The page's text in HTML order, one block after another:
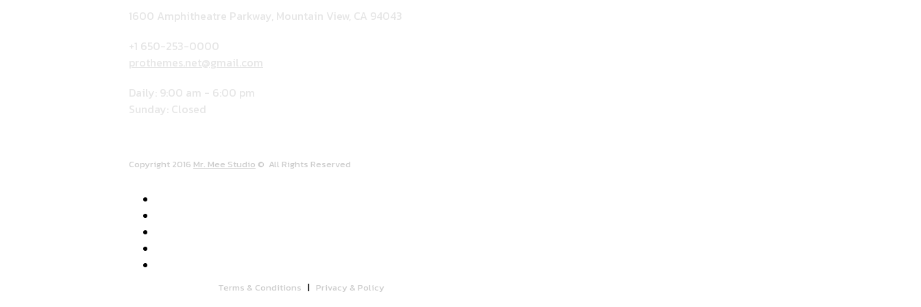
1600 Amphitheatre Parkway, Mountain View, CA 94043
+1 650-253-0000
prothemes.net@gmail.com
Daily: 9:00 am - 6:00 pm
Sunday: Closed
Copyright 2016 Mr. Mee Studio © All Rights Reserved
Terms & Conditions | Privacy & Policy